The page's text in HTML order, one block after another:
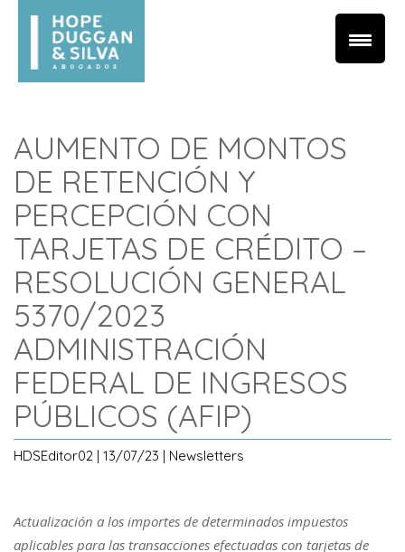
AUMENTO DE MONTOS
DE RETENCIÓN Y
PERCEPCIÓN CON
TARJETAS DE CRÉDITO –
RESOLUCIÓN GENERAL
5370/2023
ADMINISTRACIÓN
FEDERAL DE INGRESOS
PÚBLICOS (AFIP)
HDSEditor02 | 13/07/23 | Newsletters
Actualización a los importes de determinados impuestos
aplicables para las transacciones efectuadas con tarjetas de